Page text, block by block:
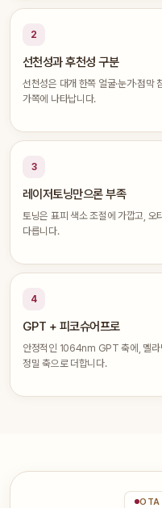
2
선천성과 후천성 구분
선천성은 대개 한쪽 얼굴·눈가·점
가쪽에 나타납니다.
3
레이저토닝만으론 부족
토닝은 표피 색소 조절에 가깝고, 오
다릅니다.
4
GPT + 피코슈어프로
안정적인 1064nm GPT 축에, 멜
정밀 축으로 더합니다.
OTA